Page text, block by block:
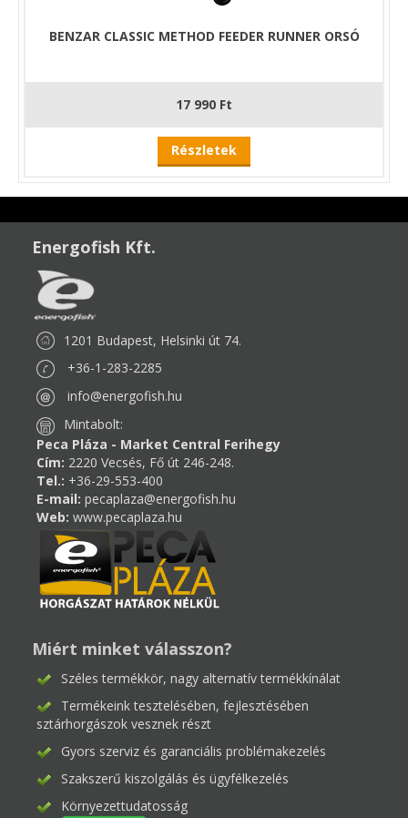
BENZAR CLASSIC METHOD FEEDER RUNNER ORSÓ
17 990 Ft
Részletek
Energofish Kft.
1201 Budapest, Helsinki út 74.
+36-1-283-2285
info@energofish.hu
Mintabolt:
Peca Pláza - Market Central Ferihegy
Cím: 2220 Vecsés, Fő út 246-248.
Tel.: +36-29-553-400
E-mail: pecaplaza@energofish.hu
Web: www.pecaplaza.hu
Miért minket válasszon?
Széles termékkör, nagy alternatív termékkínálat
Termékeink tesztelésében, fejlesztésében
sztárhorgászok vesznek részt
Gyors szerviz és garanciális problémakezelés
Szakszerű kiszolgálás és ügyfélkezelés
Környezettudatosság